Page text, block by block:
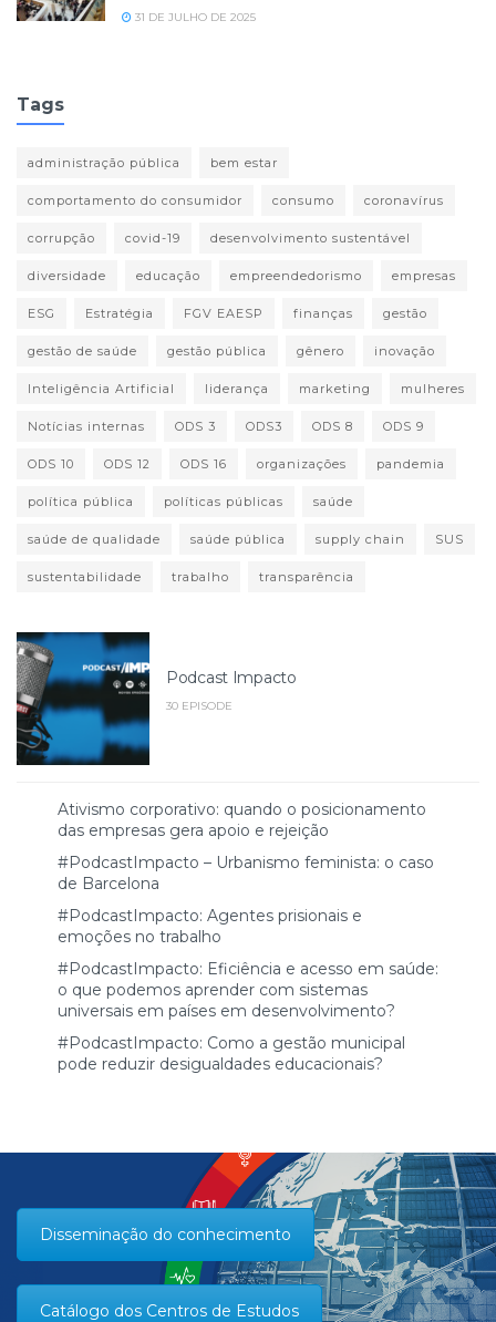
31 DE JULHO DE 2025
Tags
administração pública bem estar
comportamento do consumidor consumo coronavírus
corrupção covid-19 desenvolvimento sustentável
diversidade educação empreendedorismo empresas
ESG Estratégia FGV EAESP finanças gestão
gestão de saúde gestão pública gênero inovação
Inteligência Artificial liderança marketing mulheres
Notícias internas ODS 3 ODS3 ODS 8 ODS 9
ODS 10 ODS 12 ODS 16 organizações pandemia
política pública políticas públicas saúde
saúde de qualidade saúde pública supply chain SUS
sustentabilidade trabalho transparência
Podcast Impacto
30 EPISODE
Ativismo corporativo: quando o posicionamento
das empresas gera apoio e rejeição
#PodcastImpacto – Urbanismo feminista: o caso
de Barcelona
#PodcastImpacto: Agentes prisionais e
emoções no trabalho
#PodcastImpacto: Eficiência e acesso em saúde:
o que podemos aprender com sistemas
universais em países em desenvolvimento?
#PodcastImpacto: Como a gestão municipal
pode reduzir desigualdades educacionais?
Disseminação do conhecimento
Catálogo dos Centros de Estudos